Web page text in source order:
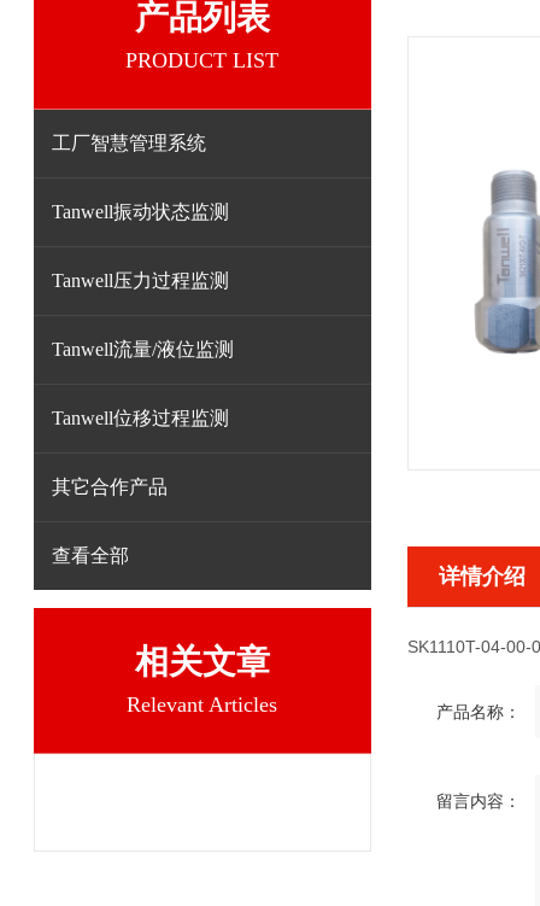
产品列表
PRODUCT LIST
工厂智慧管理系统
Tanwell振动状态监测
Tanwell压力过程监测
Tanwell流量/液位监测
Tanwell位移过程监测
其它合作产品
查看全部
相关文章
Relevant Articles
详情介绍
SK1110T-04-00-
产品名称：
留言内容：